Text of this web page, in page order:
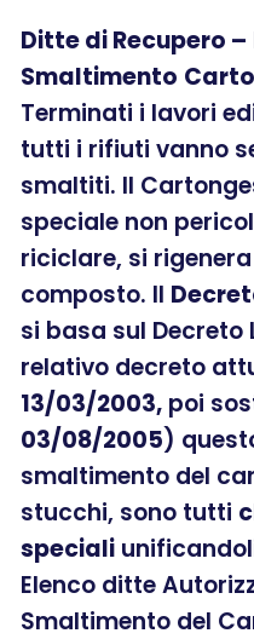
Ditte di Recupero –
Smaltimento
Terminati i lavori
tutti i rifiuti vanno
smaltiti. Il
speciale non
riciclare, si
composto. Il
si basa sul Decreto
relativo decreto
13/03/2003, poi
03/08/2005)
smaltimento del
stucchi, sono tutti
speciali
Elenco ditte
Smaltimento del